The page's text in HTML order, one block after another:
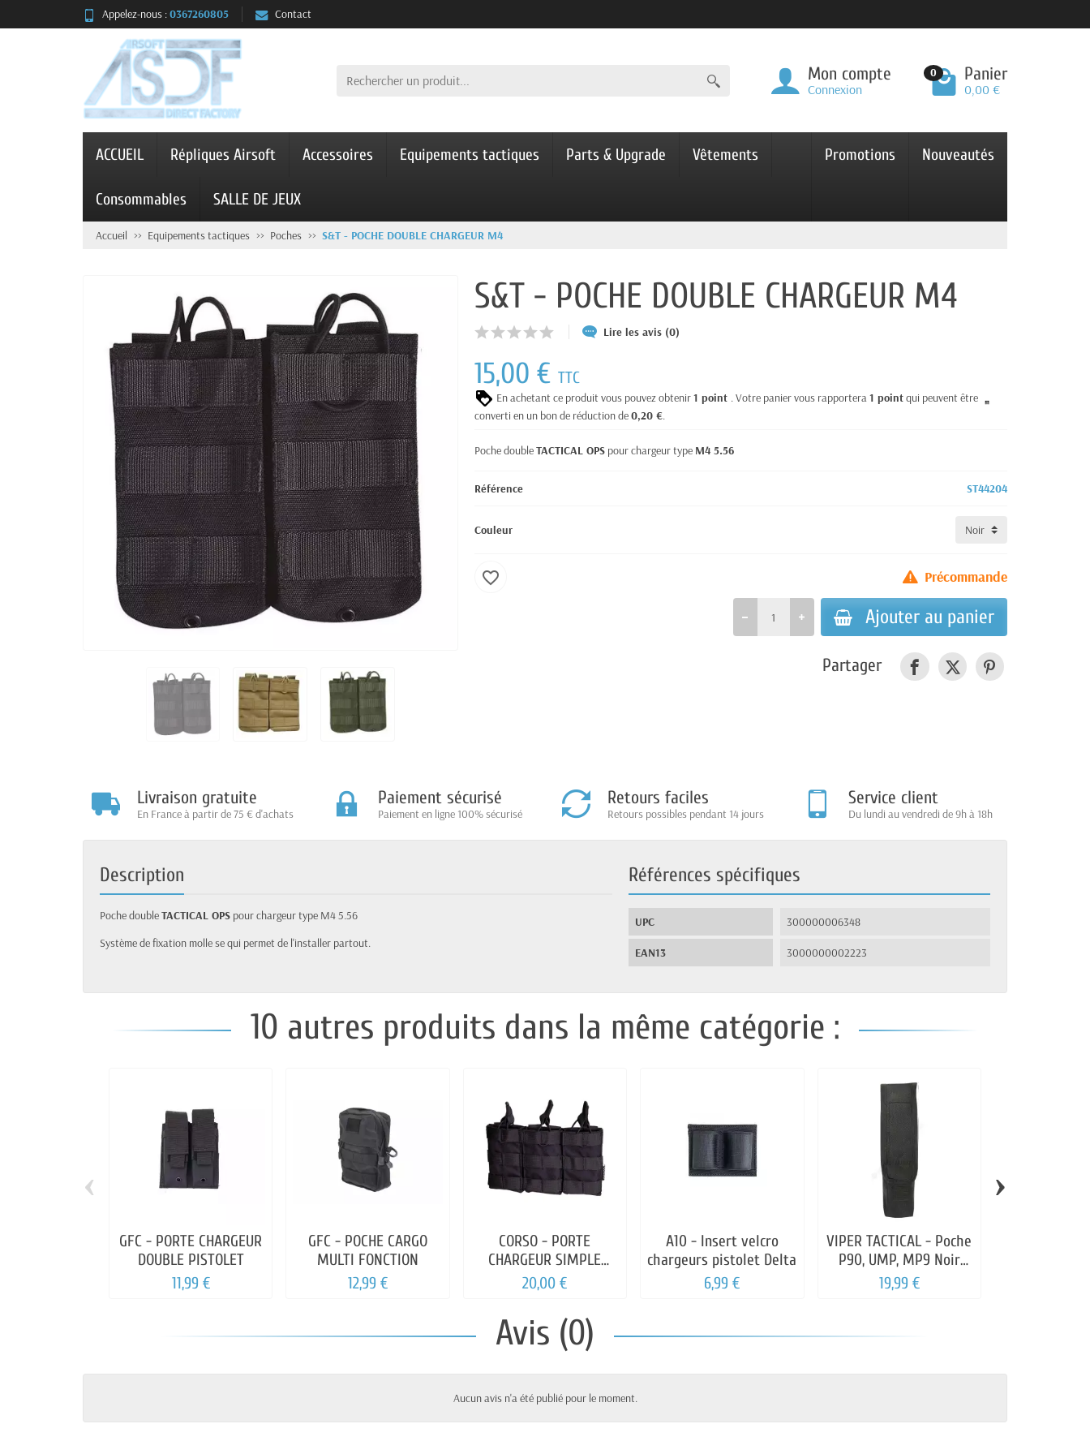
Appelez-nous :0367260805 Contact
Mon compte
Connexion
0 Panier
0,00 €
ACCUEIL Répliques Airsoft Accessoires Equipements tactiques Parts & Upgrade Vêtements
Consommables SALLE DE JEUX
Promotions Nouveautés
Accueil Equipements tactiques Poches S&T - POCHE DOUBLE CHARGEUR M4
S&T - POCHE DOUBLE CHARGEUR M4
Lire les avis (0)
15,00 €TTC
En achetant ce produit vous pouvez obtenir1 point . Votre panier vous rapportera1 pointqui peuvent être
converti en un bon de réduction de0,20 €.
Poche doubleTACTICAL OPS pour chargeur type M4 5.56
Référence ST44204
Couleur
Précommande
Ajouter au panier
favorite_border
Partager
Livraison gratuite
En France à partir de 75 € d'achats
Paiement sécurisé
Paiement en ligne 100% sécurisé
Retours faciles
Retours possibles pendant 14 jours
Service client
Du lundi au vendredi de 9h à 18h
Description
Poche doubleTACTICAL OPS pour chargeur type M4 5.56
Système de fixation molle se qui permet de l'installer partout.
Références spécifiques
UPC 300000006348
EAN13 3000000002223
10 autres produits dans la même catégorie :
GFC - PORTE CHARGEUR
DOUBLE PISTOLET
11,99 €
GFC - POCHE CARGO
MULTI FONCTION
12,99 €
CORSO - PORTE
CHARGEUR SIMPLE
DAGGER
20,00 €
A10 - Insert velcro
chargeurs pistolet Delta
6,99 €
VIPER TACTICAL - Poche
P90, UMP, MP9 Noir
double chargeur
19,99 €
‹ ›
Avis (0)
Aucun avis n'a été publié pour le moment.